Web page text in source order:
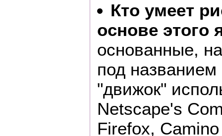
Кто умеет
основе этого
основанные,
под
"движок"
Netscape's
Firefox,